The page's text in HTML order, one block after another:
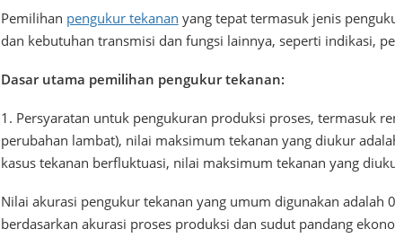
Pemilihan pengukur tekanan yang tepat termasuk jenis
dan kebutuhan transmisi dan fungsi lainnya, seperti indikasi,
Dasar utama pemilihan pengukur tekanan:
1. Persyaratan untuk pengukuran produksi proses, termasuk
perubahan lambat), nilai maksimum tekanan yang diukur
kasus tekanan berfluktuasi, nilai maksimum tekanan yang
Nilai akurasi pengukur tekanan yang umum digunakan
berdasarkan akurasi proses produksi dan sudut pandang